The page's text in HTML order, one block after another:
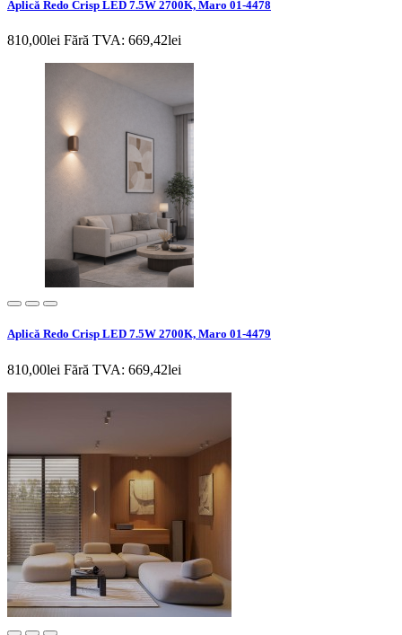
Aplică Redo Crisp LED 7.5W 2700K, Maro 01-4478
810,00lei Fără TVA: 669,42lei
Aplică Redo Crisp LED 7.5W 2700K, Maro 01-4479
810,00lei Fără TVA: 669,42lei